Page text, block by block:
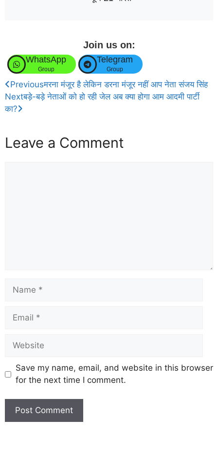
Join us on:
WhatsApp
Group
Telegram
Group
Previousमरना मंजूर है लेकिन डरना मंजूर नहीं आप नेता संजय सिंह
Nextबड़े-बड़े नेताओं को हो रही जेल अब क्या होगा आम आदमी पार्टी
का?
Leave a Comment
Save my name, email, and website in this browser
for the next time I comment.